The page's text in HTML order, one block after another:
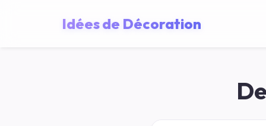
Idées de Décoration